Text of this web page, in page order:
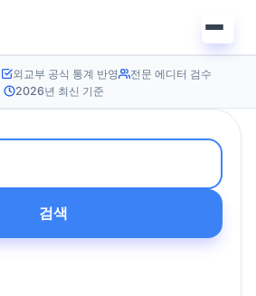
외교부 공식 통계 반영
전문 에디터 검수
2026년 최신 기준
검색